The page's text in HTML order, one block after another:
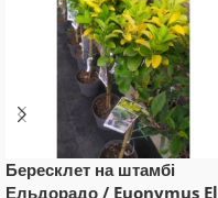
Бересклет на штамбі
Ельдорадо / Euonymus El